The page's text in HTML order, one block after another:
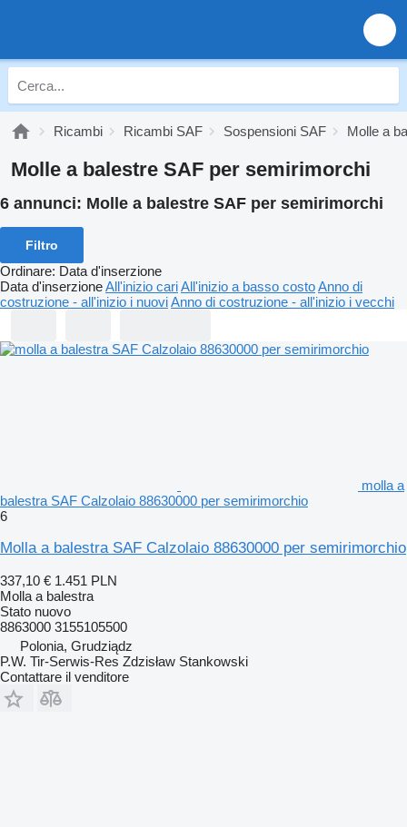
Ricambi Ricambi SAF Sospensioni SAF Molle a
Molle a balestre SAF per semirimorchi
6 annunci: Molle a balestre SAF per semirimorchi
Filtro
Ordinare: Data d'inserzione
Data d'inserzioneAll'inizio cariAll'inizio a basso costoAnno di
costruzione - all'inizio i nuoviAnno di costruzione - all'inizio i vecchi
molla a
balestra SAF Calzolaio 88630000 per semirimorchio
6
Molla a balestra SAF Calzolaio 88630000 per semirimorchio
337,10 € 1.451 PLN
Molla a balestra
Stato nuovo
8863000 3155105500
Polonia, Grudziądz
P.W. Tir-Serwis-Res Zdzisław Stankowski
Contattare il venditore